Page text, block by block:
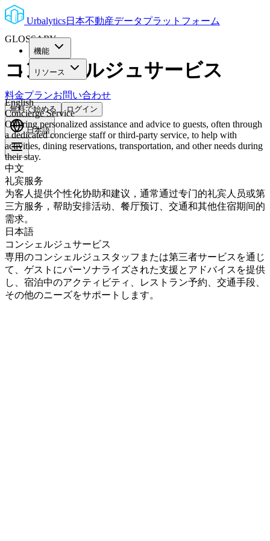
Urbalytics日本不動産データプラットフォーム
機能
リソース
料金プランお問い合わせ
無料で始める ログイン
日本語
GLOSSARY
コンシェルジュサービス
English
Concierge Service
Offering personalized assistance and advice to guests, often through
a dedicated concierge staff or third-party service, to help with
activities, dining reservations, transportation, and other needs during
their stay.
中文
礼宾服务
为客人提供个性化协助和建议，通常通过专门的礼宾人员或第
三方服务，帮助安排活动、餐厅预订、交通和其他住宿期间的
需求。
日本語
コンシェルジュサービス
専用のコンシェルジュスタッフまたは第三者サービスを通じ
て、ゲストにパーソナライズされた支援とアドバイスを提供
し、宿泊中のアクティビティ、レストラン予約、交通手段、
その他のニーズをサポートします。